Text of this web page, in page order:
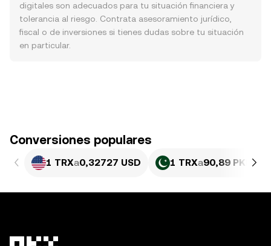
digitales son adecuados para tu situación financiera y
tolerancia al riesgo. Contrata asesoramiento jurídico,
fiscal o de inversiones si tienes dudas sobre tu situación
en particular.
Conversiones populares
1 TRXa0,32727 USD 1 TRXa90,89 PKR